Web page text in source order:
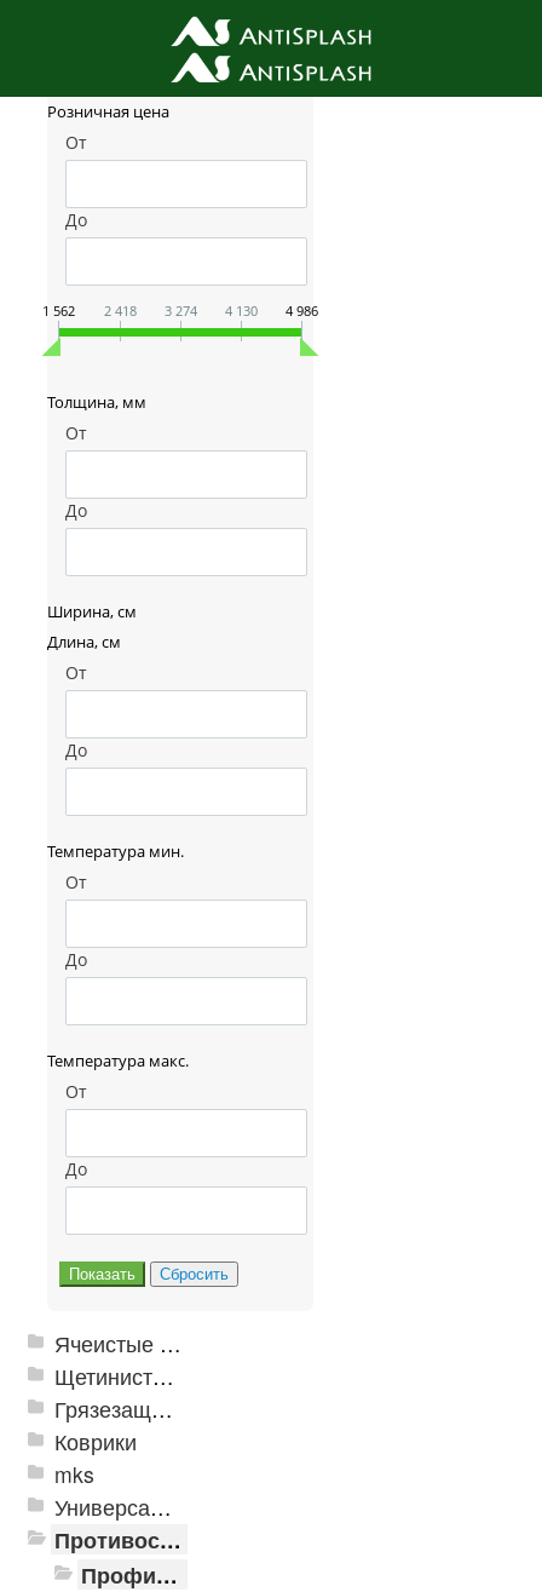
Фильтр товаров
Розничная цена
От
До
1 562 2 418 3 274 4 130 4 986
Толщина, мм
От
До
Ширина, см
Длина, см
От
До
Температура мин.
От
До
Температура макс.
От
До
Ячеистые грязезащитные покрытия
Щетинистые покрытия
Грязезащитные, влаговпитывающие покрытия
Коврики
mks
Универсальные модульные покрытия
Противоскользящая защита для лестниц, профили, ленты
Профили алюминиевые с резиновой вставкой